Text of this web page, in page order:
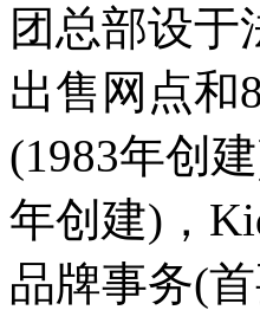
团总部设于
出售网点和
(1983年创
年创建)，
品牌事务(